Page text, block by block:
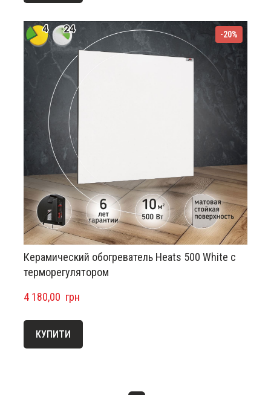
-20%
Керамический обогреватель Heats 500 White с
терморегулятором
4 180,00  грн
КУПИТИ